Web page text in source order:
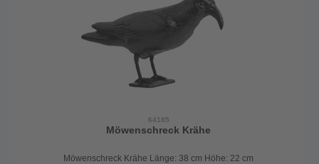
64185
Möwenschreck Krähe
Möwenschreck Krähe Länge: 38 cm Höhe: 22 cm